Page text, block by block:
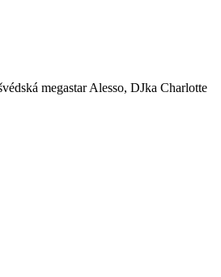
megastar Alesso, DJka Charlotte